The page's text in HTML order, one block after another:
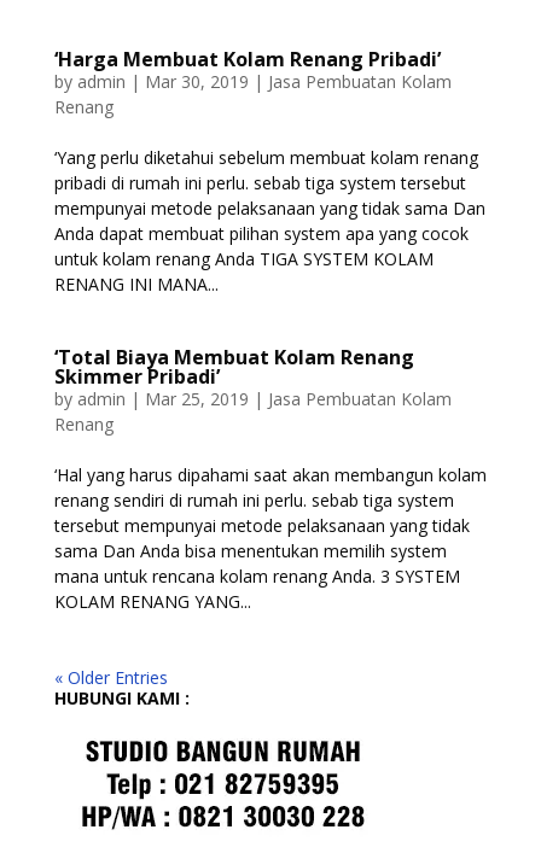
‘Harga Membuat Kolam Renang Pribadi’
by admin | Mar 30, 2019 | Jasa Pembuatan Kolam
Renang
‘Yang perlu diketahui sebelum membuat kolam renang
pribadi di rumah ini perlu. sebab tiga system tersebut
mempunyai metode pelaksanaan yang tidak sama Dan
Anda dapat membuat pilihan system apa yang cocok
untuk kolam renang Anda TIGA SYSTEM KOLAM
RENANG INI MANA...
‘Total Biaya Membuat Kolam Renang
Skimmer Pribadi’
by admin | Mar 25, 2019 | Jasa Pembuatan Kolam
Renang
‘Hal yang harus dipahami saat akan membangun kolam
renang sendiri di rumah ini perlu. sebab tiga system
tersebut mempunyai metode pelaksanaan yang tidak
sama Dan Anda bisa menentukan memilih system
mana untuk rencana kolam renang Anda. 3 SYSTEM
KOLAM RENANG YANG...
« Older Entries
HUBUNGI KAMI :